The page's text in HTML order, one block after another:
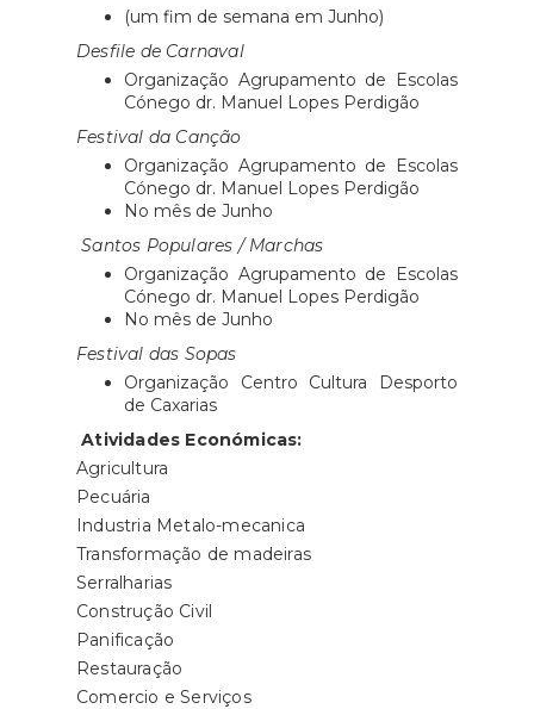
(um fim de semana em Junho)
Desfile de Carnaval
Organização Agrupamento de Escolas
Cónego dr. Manuel Lopes Perdigão
Festival da Canção
Organização Agrupamento de Escolas
Cónego dr. Manuel Lopes Perdigão
No mês de Junho
Santos Populares / Marchas
Organização Agrupamento de Escolas
Cónego dr. Manuel Lopes Perdigão
No mês de Junho
Festival das Sopas
Organização Centro Cultura Desporto
de Caxarias
Atividades Económicas:
Agricultura
Pecuária
Industria Metalo-mecanica
Transformação de madeiras
Serralharias
Construção Civil
Panificação
Restauração
Comercio e Serviços